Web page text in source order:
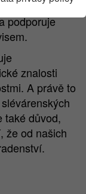
na to, že je
podporuje
znalosti
A právě to
také důvod,
že od našich